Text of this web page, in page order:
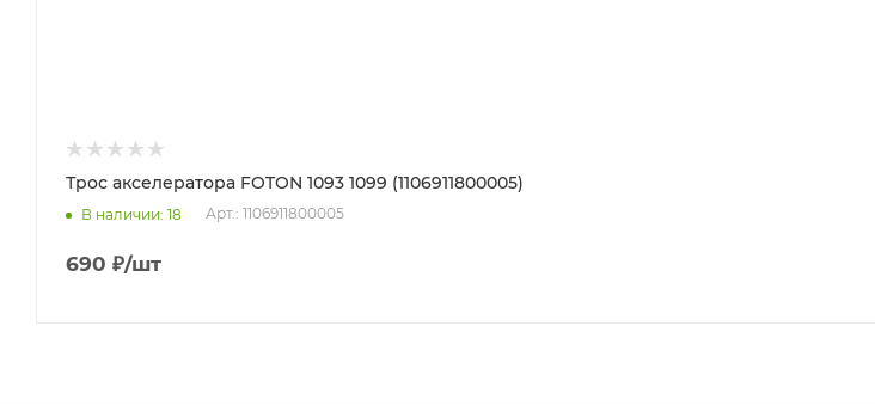
Трос акселератора FOTON 1093 1099 (1106911800005)
В наличии: 18 Арт.: 1106911800005
690 ₽/шт